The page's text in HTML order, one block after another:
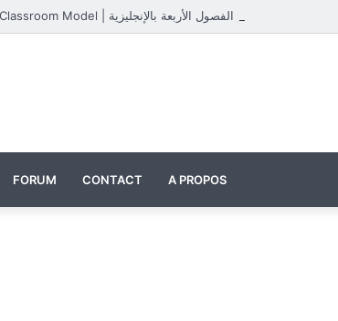
Four Seasons Classroom Model | مشروع تفاعلي لتعليم الفصول الأربعة بالإنجليزية
FORUM CONTACT A PROPOS